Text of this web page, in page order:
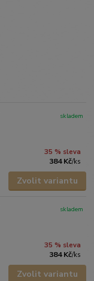
35 % sleva
384 Kč/ks
skladem
Zvolit variantu
35 % sleva
384 Kč/ks
skladem
Zvolit variantu